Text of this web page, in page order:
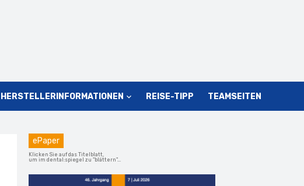
HERSTELLERINFORMATIONEN REISE-TIPP TEAMSEITEN
ePaper
Klicken Sie auf das Titelblatt,
um im dental:spiegel zu "blättern"...